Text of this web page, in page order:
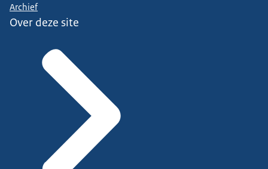
Archief
Over deze site